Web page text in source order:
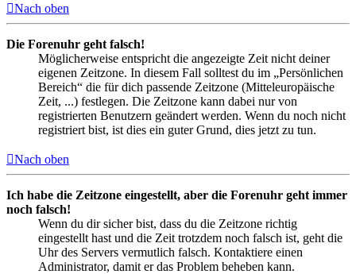
Nach oben
Die Forenuhr geht falsch!
Möglicherweise entspricht die angezeigte Zeit nicht deiner
eigenen Zeitzone. In diesem Fall solltest du im „Persönlichen
Bereich“ die für dich passende Zeitzone (Mitteleuropäische
Zeit, ...) festlegen. Die Zeitzone kann dabei nur von
registrierten Benutzern geändert werden. Wenn du noch nicht
registriert bist, ist dies ein guter Grund, dies jetzt zu tun.
Nach oben
Ich habe die Zeitzone eingestellt, aber die Forenuhr geht immer
noch falsch!
Wenn du dir sicher bist, dass du die Zeitzone richtig
eingestellt hast und die Zeit trotzdem noch falsch ist, geht die
Uhr des Servers vermutlich falsch. Kontaktiere einen
Administrator, damit er das Problem beheben kann.